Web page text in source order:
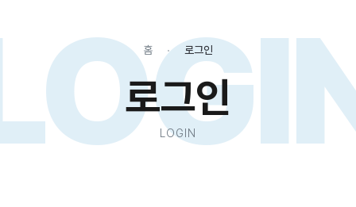
홈 로그인
로그인
LOGIN